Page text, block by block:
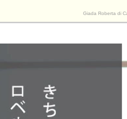
Giada Roberta di